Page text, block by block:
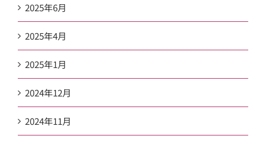
2025年6月
2025年4月
2025年1月
2024年12月
2024年11月